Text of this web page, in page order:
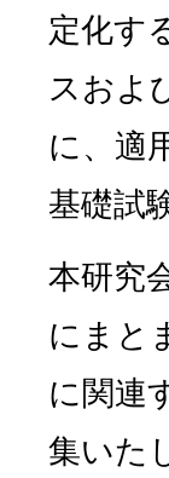
定化す
スおよ
に、適
基礎試
本研究
にまと
に関連
集いた